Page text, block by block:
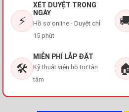
⚡
XÉT DUYỆT TRONG
NGÀY
Hồ sơ online - Duyệt chỉ
15 phút
🛠️
MIỄN PHÍ LẮP ĐẶT
Kỹ thuật viên hỗ trợ tận
tâm